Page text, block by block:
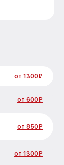
от 1300₽
от 600₽
от 850₽
от 1300₽